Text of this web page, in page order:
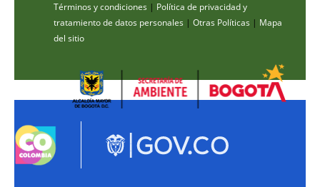
Términos y condiciones | Política de privacidad y
tratamiento de datos personales | Otras Políticas | Mapa
del sitio